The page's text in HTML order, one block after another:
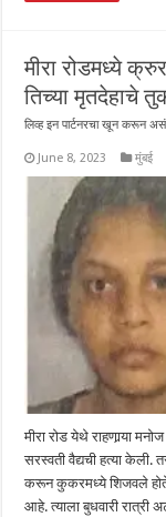
मीरा रोडमध्ये
तिच्या मृतदेहाचे
लिव्ह इन पार्टनरचा खून करून
June 8, 2023 मुंबई
मीरा रोड येथे राहणार्‍या
सरस्वती वैद्यची हत्या
करून कुकरमध्ये शिजवले
आहे. त्याला बुधवारी